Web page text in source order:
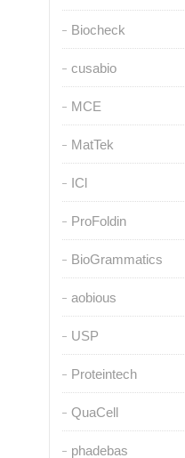
Biocheck
cusabio
MCE
MatTek
ICl
ProFoldin
BioGrammatics
aobious
USP
Proteintech
QuaCell
phadebas